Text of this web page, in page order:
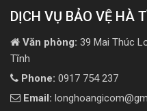
DỊCH VỤ BẢO VỆ HÀ
Văn phòng: 39 Mai Thúc
Tĩnh
Phone: 0917 754 237
Email: